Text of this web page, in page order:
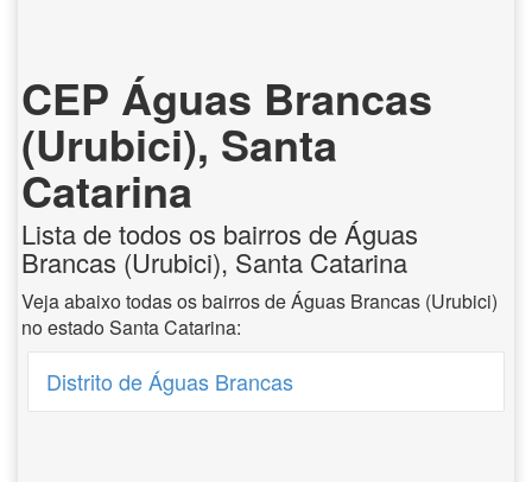
CEP Águas Brancas
(Urubici), Santa
Catarina
Lista de todos os bairros de Águas
Brancas (Urubici), Santa Catarina
Veja abaixo todas os bairros de Águas Brancas (Urubici)
no estado Santa Catarina:
Distrito de Águas Brancas